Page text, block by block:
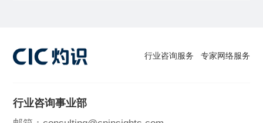
行业咨询服务 专家网络服务
行业咨询事业部